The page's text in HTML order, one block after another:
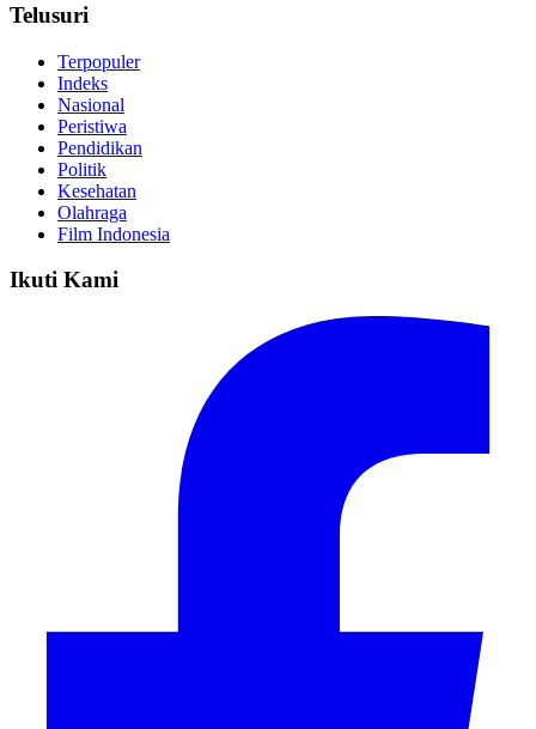
Telusuri
Terpopuler
Indeks
Nasional
Peristiwa
Pendidikan
Politik
Kesehatan
Olahraga
Film Indonesia
Ikuti Kami